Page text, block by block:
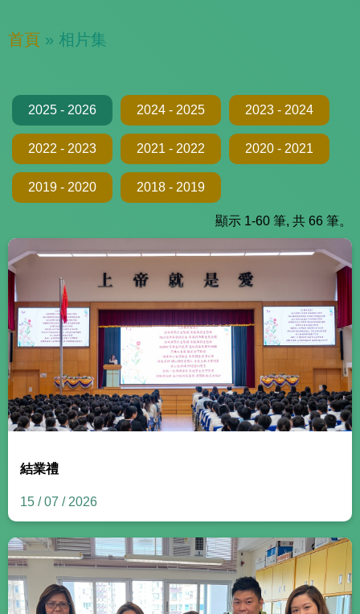
首頁 » 相片集
2025 - 2026 2024 - 2025 2023 - 2024
2022 - 2023 2021 - 2022 2020 - 2021
2019 - 2020 2018 - 2019
顯示 1-60 筆, 共 66 筆。
結業禮
15 / 07 / 2026